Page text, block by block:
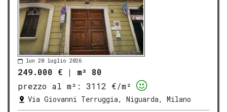
lun 20 luglio 2026
249.000 € | m² 80
prezzo al m²:
3112 €/m²
Via Giovanni Terruggia, Niguarda, Milano